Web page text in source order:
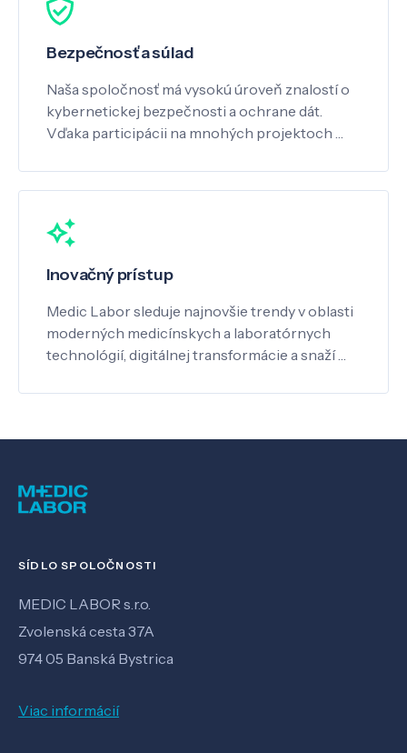
Bezpečnosť a súlad
Naša spoločnosť má vysokú úroveň znalostí o
kybernetickej bezpečnosti a ochrane dát.
Vďaka participácii na mnohých projektoch …
Inovačný prístup
Medic Labor sleduje najnovšie trendy v oblasti
moderných medicínskych a laboratórnych
technológií, digitálnej transformácie a snaží …
SÍDLO SPOLOČNOSTI
MEDIC LABOR s.r.o.
Zvolenská cesta 37A
974 05 Banská Bystrica
Viac informácií